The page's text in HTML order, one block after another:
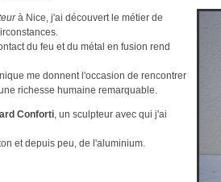
à Nice, j'ai découvert le métier de
du feu et du métal en fusion rend
me donnent l'occasion de rencontrer
richesse humaine remarquable.
Conforti, un sculpteur avec qui j'ai
et depuis peu, de l'aluminium.